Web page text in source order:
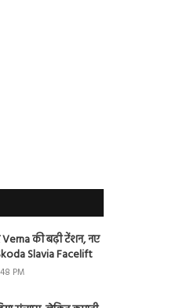
की बढ़ी टेंशन, नए
Slavia Facelift
PM